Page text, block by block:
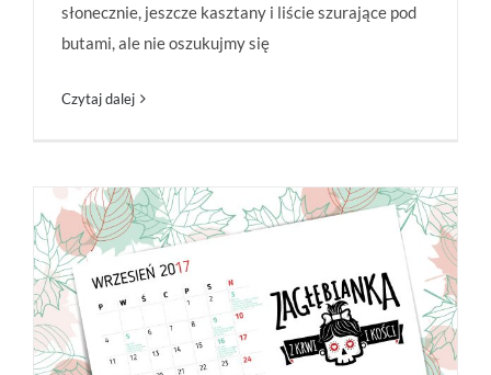
słonecznie, jeszcze kasztany i liście szurające pod
butami, ale nie oszukujmy się
Czytaj dalej